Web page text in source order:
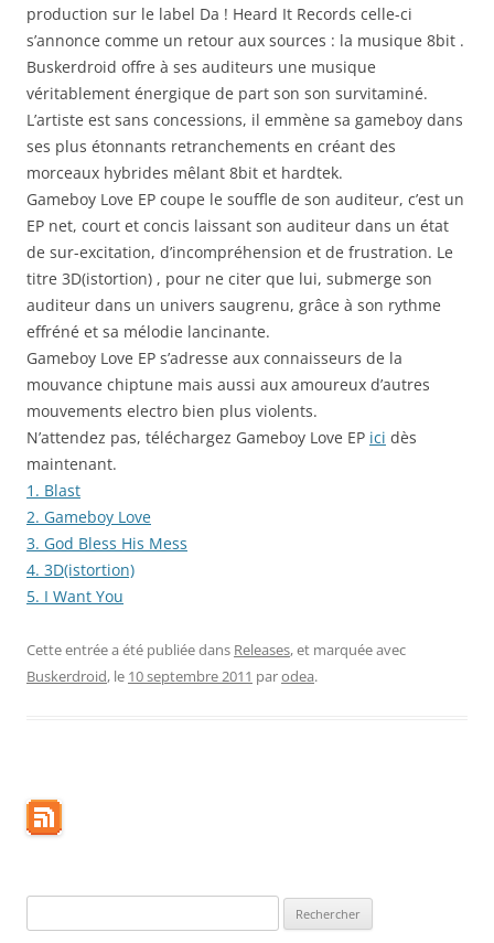
production sur le label Da ! Heard It Records celle-ci
s’annonce comme un retour aux sources : la musique 8bit .
Buskerdroid offre à ses auditeurs une musique
véritablement énergique de part son son survitaminé.
L’artiste est sans concessions, il emmène sa gameboy dans
ses plus étonnants retranchements en créant des
morceaux hybrides mêlant 8bit et hardtek.
Gameboy Love EP coupe le souffle de son auditeur, c’est un
EP net, court et concis laissant son auditeur dans un état
de sur-excitation, d’incompréhension et de frustration. Le
titre 3D(istortion) , pour ne citer que lui, submerge son
auditeur dans un univers saugrenu, grâce à son rythme
effréné et sa mélodie lancinante.
Gameboy Love EP s’adresse aux connaisseurs de la
mouvance chiptune mais aussi aux amoureux d’autres
mouvements electro bien plus violents.
N’attendez pas, téléchargez Gameboy Love EP ici dès
maintenant.
1. Blast
2. Gameboy Love
3. God Bless His Mess
4. 3D(istortion)
5. I Want You
Cette entrée a été publiée dans Releases, et marquée avec
Buskerdroid, le 10 septembre 2011 parodea.